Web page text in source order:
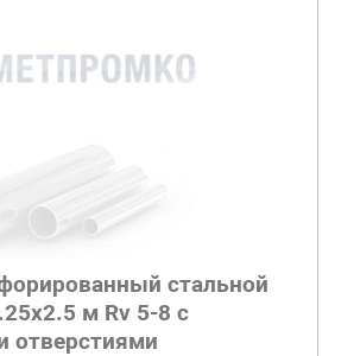
стальной
м Rv 5-8 с
отверстиями